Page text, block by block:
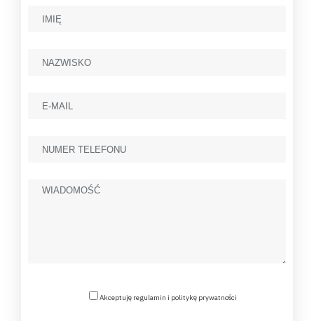
Akceptuję regulamin i politykę prywatności